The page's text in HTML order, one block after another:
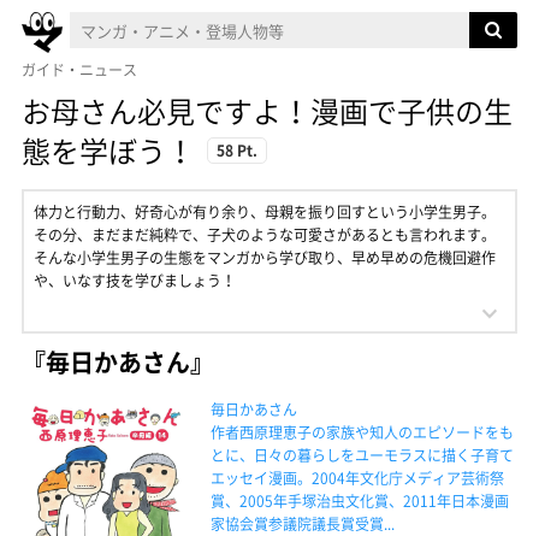
ガイド・ニュース
お母さん必見ですよ！漫画で子供の生
態を学ぼう！
58 Pt.
体力と行動力、好奇心が有り余り、母親を振り回すという小学生男子。
その分、まだまだ純粋で、子犬のような可愛さがあるとも言われます。
そんな小学生男子の生態をマンガから学び取り、早め早めの危機回避作
や、いなす技を学びましょう！
『毎日かあさん』
毎日かあさん
作者西原理恵子の家族や知人のエピソードをも
とに、日々の暮らしをユーモラスに描く子育て
エッセイ漫画。2004年文化庁メディア芸術祭
賞、2005年手塚治虫文化賞、2011年日本漫画
家協会賞参議院議長賞受賞...